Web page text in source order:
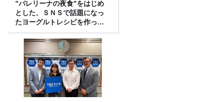
”バレリーナの夜食”をはじめ
とした、ＳＮＳで話題になっ
たヨーグルトレシピを作って
みた！